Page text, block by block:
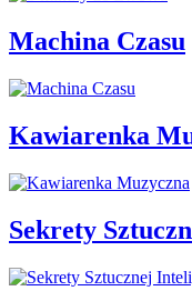
Machina Czasu
Kawiarenka
Sekrety